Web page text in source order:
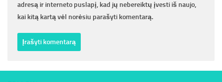
adresą ir interneto puslapį, kad jų nebereiktų įvesti iš naujo,
kai kitą kartą vėl norėsiu parašyti komentarą.